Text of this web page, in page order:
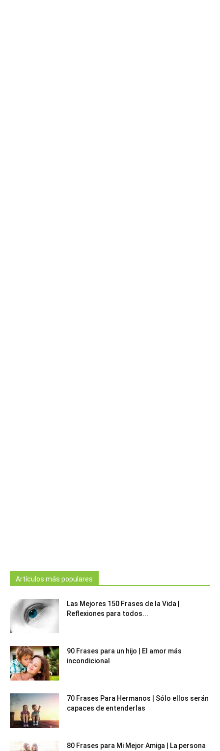
Artículos más populares
Las Mejores 150 Frases de la Vida |
Reflexiones para todos...
90 Frases para un hijo | El amor más
incondicional
70 Frases Para Hermanos | Sólo ellos serán
capaces de entenderlas
80 Frases para Mi Mejor Amiga | La persona